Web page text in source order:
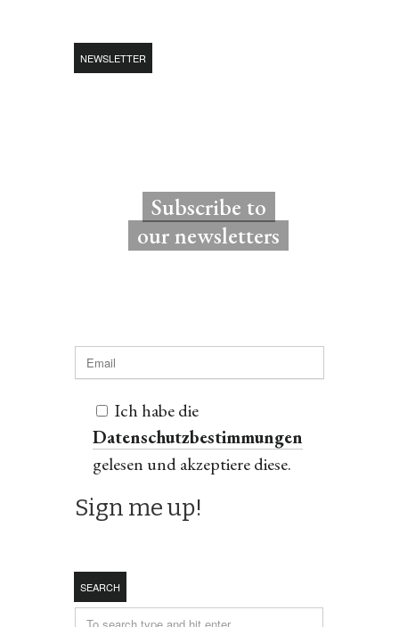
NEWSLETTER
Subscribe to
our newsletters
Ich habe die
Datenschutzbestimmungen
gelesen und akzeptiere diese.
SEARCH